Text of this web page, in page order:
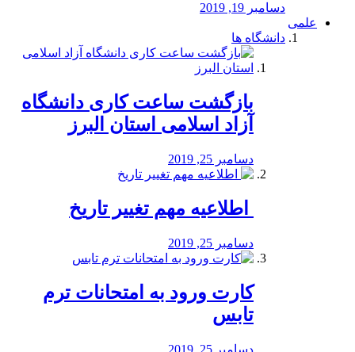
دسامبر 19, 2019
علمی
دانشگاه ها
بازگشت ساعت کاری دانشگاه
آزاد اسلامی استان البرز
دسامبر 25, 2019
️ اطلاعیه مهم تغییر تاریخ
دسامبر 25, 2019
کارت ورود به امتحانات ترم
تابس
دسامبر 25, 2019